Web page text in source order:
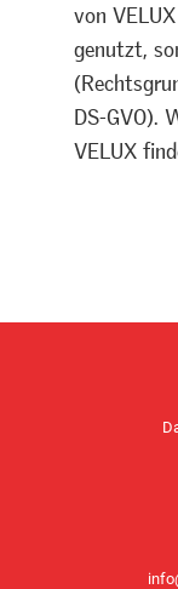
von
genutzt,
DS-GVO).
VELUX